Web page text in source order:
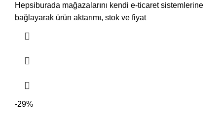
Hepsiburada mağazalarını kendi e-ticaret sistemlerine
bağlayarak ürün aktarımı, stok ve fiyat
-29%